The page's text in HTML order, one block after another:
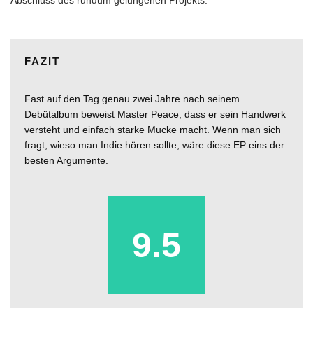
FAZIT
Fast auf den Tag genau zwei Jahre nach seinem
Debütalbum beweist Master Peace, dass er sein Handwerk
versteht und einfach starke Mucke macht. Wenn man sich
fragt, wieso man Indie hören sollte, wäre diese EP eins der
besten Argumente.
9.5